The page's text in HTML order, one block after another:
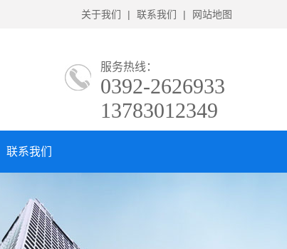
关于我们 | 联系我们 | 网站地图
服务热线：
0392-2626933
13783012349
联系我们